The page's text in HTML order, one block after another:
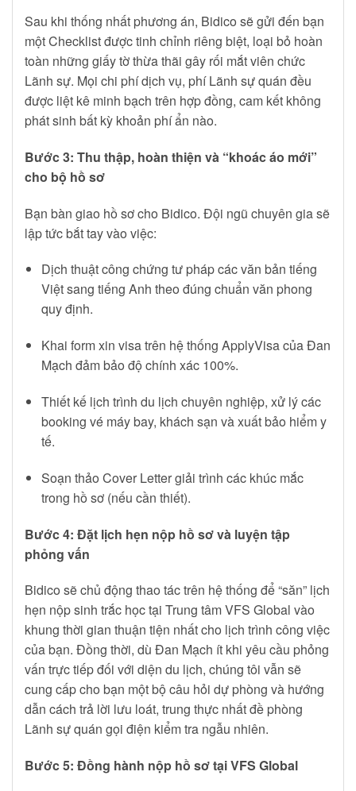
Sau khi thống nhất phương án, Bidico sẽ gửi đến bạn
một Checklist được tinh chỉnh riêng biệt, loại bỏ hoàn
toàn những giấy tờ thừa thãi gây rối mắt viên chức
Lãnh sự. Mọi chi phí dịch vụ, phí Lãnh sự quán đều
được liệt kê minh bạch trên hợp đồng, cam kết không
phát sinh bất kỳ khoản phí ẩn nào.
Bước 3: Thu thập, hoàn thiện và “khoác áo mới”
cho bộ hồ sơ
Bạn bàn giao hồ sơ cho Bidico. Đội ngũ chuyên gia sẽ
lập tức bắt tay vào việc:
Dịch thuật công chứng tư pháp các văn bản tiếng
Việt sang tiếng Anh theo đúng chuẩn văn phong
quy định.
Khai form xin visa trên hệ thống ApplyVisa của Đan
Mạch đảm bảo độ chính xác 100%.
Thiết kế lịch trình du lịch chuyên nghiệp, xử lý các
booking vé máy bay, khách sạn và xuất bảo hiểm y
tế.
Soạn thảo Cover Letter giải trình các khúc mắc
trong hồ sơ (nếu cần thiết).
Bước 4: Đặt lịch hẹn nộp hồ sơ và luyện tập
phỏng vấn
Bidico sẽ chủ động thao tác trên hệ thống để “săn” lịch
hẹn nộp sinh trắc học tại Trung tâm VFS Global vào
khung thời gian thuận tiện nhất cho lịch trình công việc
của bạn. Đồng thời, dù Đan Mạch ít khi yêu cầu phỏng
vấn trực tiếp đối với diện du lịch, chúng tôi vẫn sẽ
cung cấp cho bạn một bộ câu hỏi dự phòng và hướng
dẫn cách trả lời lưu loát, trung thực nhất đề phòng
Lãnh sự quán gọi điện kiểm tra ngẫu nhiên.
Bước 5: Đồng hành nộp hồ sơ tại VFS Global